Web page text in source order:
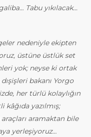
Tabu yıkılacak...
nedeniyle ekipten
üstüne üstlük set
yok; neyse ki ortak
bakanı Yorgo
her türlü kolaylığın
yazılmış;
aramaktan bile
yerleşiyoruz...